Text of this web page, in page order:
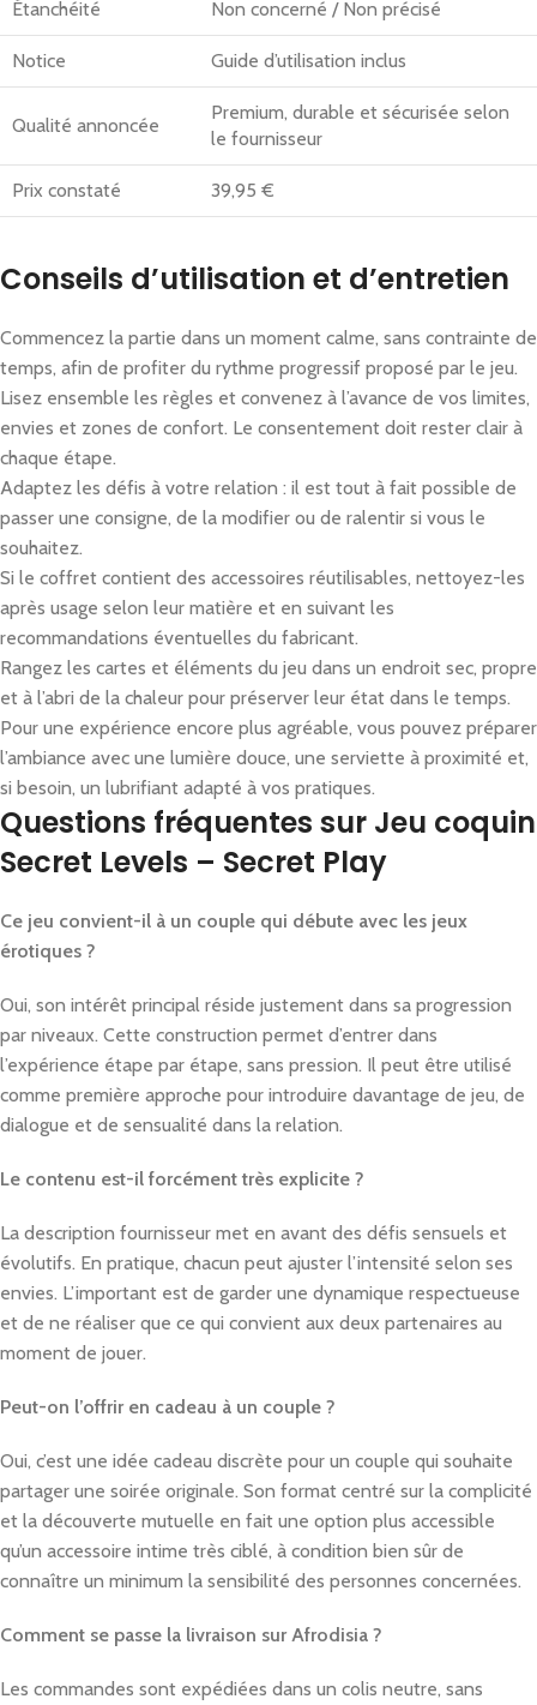
Étanchéité Non concerné / Non précisé
Notice Guide d’utilisation inclus
Qualité annoncée
Premium, durable et sécurisée selon
le fournisseur
Prix constaté 39,95 €
Conseils d’utilisation et d’entretien
Commencez la partie dans un moment calme, sans contrainte de
temps, afin de profiter du rythme progressif proposé par le jeu.
Lisez ensemble les règles et convenez à l’avance de vos limites,
envies et zones de confort. Le consentement doit rester clair à
chaque étape.
Adaptez les défis à votre relation : il est tout à fait possible de
passer une consigne, de la modifier ou de ralentir si vous le
souhaitez.
Si le coffret contient des accessoires réutilisables, nettoyez-les
après usage selon leur matière et en suivant les
recommandations éventuelles du fabricant.
Rangez les cartes et éléments du jeu dans un endroit sec, propre
et à l’abri de la chaleur pour préserver leur état dans le temps.
Pour une expérience encore plus agréable, vous pouvez préparer
l’ambiance avec une lumière douce, une serviette à proximité et,
si besoin, un lubrifiant adapté à vos pratiques.
Questions fréquentes sur Jeu coquin
Secret Levels – Secret Play
Ce jeu convient-il à un couple qui débute avec les jeux
érotiques ?
Oui, son intérêt principal réside justement dans sa progression
par niveaux. Cette construction permet d’entrer dans
l’expérience étape par étape, sans pression. Il peut être utilisé
comme première approche pour introduire davantage de jeu, de
dialogue et de sensualité dans la relation.
Le contenu est-il forcément très explicite ?
La description fournisseur met en avant des défis sensuels et
évolutifs. En pratique, chacun peut ajuster l’intensité selon ses
envies. L’important est de garder une dynamique respectueuse
et de ne réaliser que ce qui convient aux deux partenaires au
moment de jouer.
Peut-on l’offrir en cadeau à un couple ?
Oui, c’est une idée cadeau discrète pour un couple qui souhaite
partager une soirée originale. Son format centré sur la complicité
et la découverte mutuelle en fait une option plus accessible
qu’un accessoire intime très ciblé, à condition bien sûr de
connaître un minimum la sensibilité des personnes concernées.
Comment se passe la livraison sur Afrodisia ?
Les commandes sont expédiées dans un colis neutre, sans